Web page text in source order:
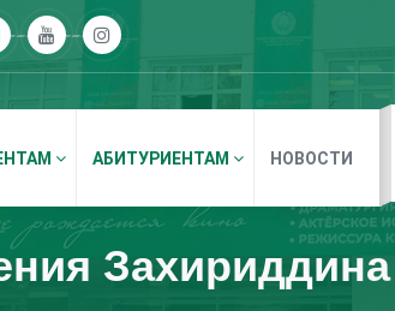
АБИТУРИЕНТАМ НОВОСТИ